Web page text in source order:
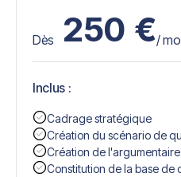
Dès 250 €/
Inclus :
Cadrage stratégique
Création du scénario de
Création de
Constitution de la base de